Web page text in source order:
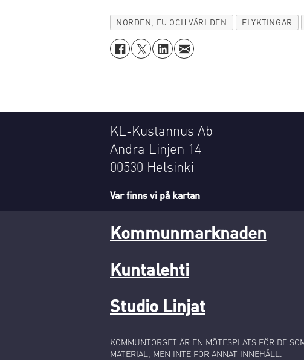
NORDEN, EU OCH VÄRLDEN FLYKTINGAR
KL-Kustannus Ab
Andra Linjen 14
00530 Helsinki
Var finns vi på kartan
Kommunmarknaden
Kuntalehti
Studio Linjat
KOMMUNTORGET ÄR EN MÖTESPLATS FÖR DE
MATERIAL, MEN INTE FÖR ANNAT INNEHÅLL.